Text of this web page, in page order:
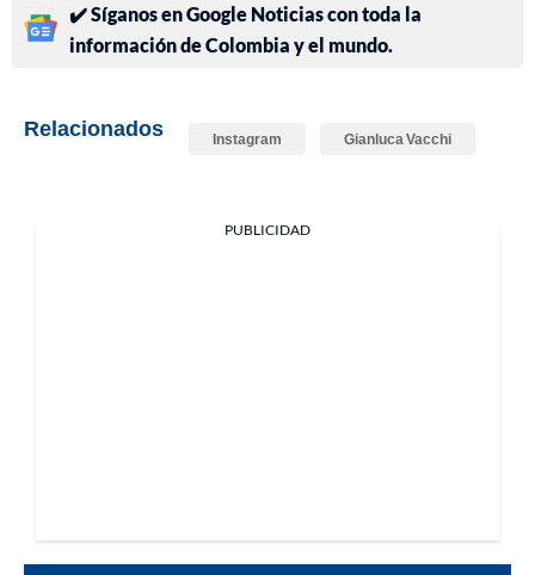
✔️ Síganos en Google Noticias con toda la
información de Colombia y el mundo.
Relacionados Instagram Gianluca Vacchi
PUBLICIDAD